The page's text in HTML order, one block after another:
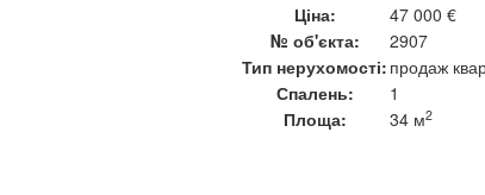
Ціна:
47 000 €
№ об'єкта:
2907
Тип нерухомості: продаж
Спалень:
1
Площа:
34 м2